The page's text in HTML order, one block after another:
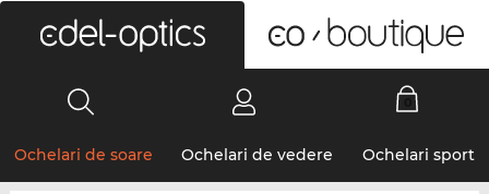
Ochelari de soare Ochelari de vedere Ochelari sport